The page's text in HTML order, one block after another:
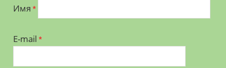
Имя *
E-mail *